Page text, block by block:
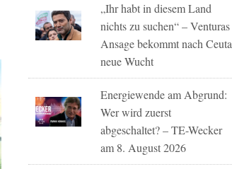
„Ihr habt in diesem Land
nichts zu suchen“ – Venturas
Ansage bekommt nach Ceuta
neue Wucht
Energiewende am Abgrund:
Wer wird zuerst
abgeschaltet? – TE-Wecker
am 8. August 2026